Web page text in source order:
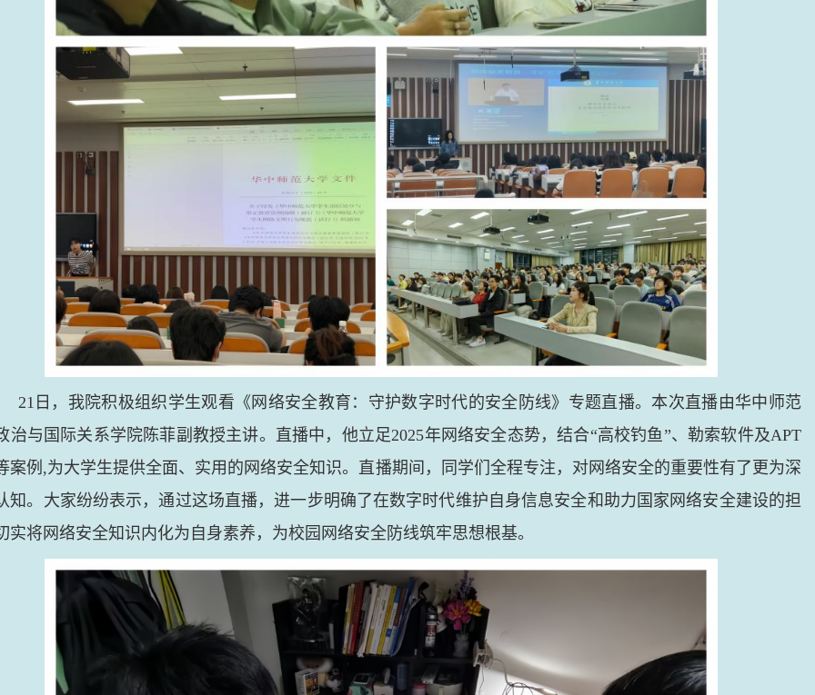
日，我院积极组织学生观看《网络安全教育：守护数字时代的安全防线》专题直播。本次直播由华中师范
治与国际关系学院陈菲副教授主讲。直播中，他立足2025年网络安全态势，结合“高校钓鱼”、勒索软件及APT
案例,为大学生提供全面、实用的网络安全知识。直播期间，同学们全程专注，对网络安全的重要性有了更为深
知。大家纷纷表示，通过这场直播，进一步明确了在数字时代维护自身信息安全和助力国家网络安全建设的担
实将网络安全知识内化为自身素养，为校园网络安全防线筑牢思想根基。